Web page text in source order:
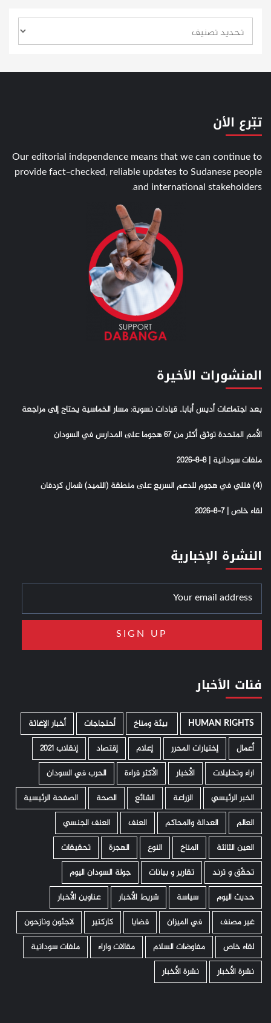
تبّرع الأن
Our editorial independence means that we can continue to
provide fact-checked, reliable updates to Sudanese people
and international stakeholders.
المنشورات الأخيرة
بعد اجتماعات أديس أبابا.. قيادات نسوية: مسار الخماسية يحتاج إلى مراجعة
الأمم المتحدة توثق أكثر من 67 هجوما على المدارس في السودان
ملفات سودانية | 8-8-2026
(4) فتلي في هجوم للدعم السريع على منطقة (التميد) شمال كردفان
لقاء خاص | 7-8-2026
النشرة الإخبارية
فئات الأخبار
HUMAN RIGHTS ­ بيئة ومناخ أحتجاجات
أخبار الإغاثة
أعمال
إختيارات المحرر إعلام إقتصاد
إنقلاب 2021
اراء وتحليلات
الأخبار الأكثر قراءة
الحرب في السودان
الخبر الرئيسي
الزراعة الشائع الصحة
الصفحة الرئيسية
العالم
العدالة والمحاكم العنف
العنف الجنسي
العين الثالثة
المناخ النوع الهجرة
تحقيقات
تحقّق و ترند
تقارير و بيانات
جولة السودان اليوم
حديث اليوم
سياسة شريط الأخبار
عناوين الأخبار
غير مصنف
في الميزان قضايا كاركتير
لاجئون ونازحون
لقاء خاص
مفاوضات السلام مقالات واراء
ملفات سودانية
نشرة الأخبار
نشرة الأخبار